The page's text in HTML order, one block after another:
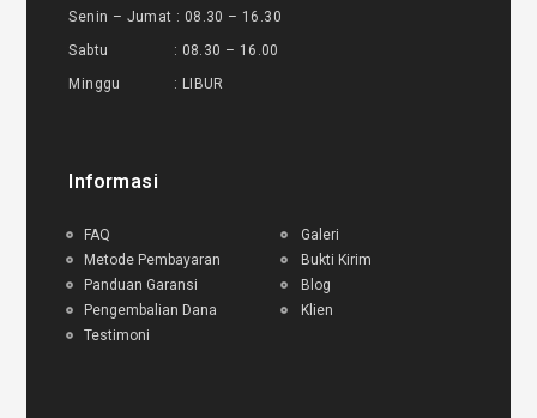
Senin – Jumat : 08.30 – 16.30
Sabtu : 08.30 – 16.00
Minggu : LIBUR
Informasi
FAQ
Metode Pembayaran
Panduan Garansi
Pengembalian Dana
Testimoni
Galeri
Bukti Kirim
Blog
Klien